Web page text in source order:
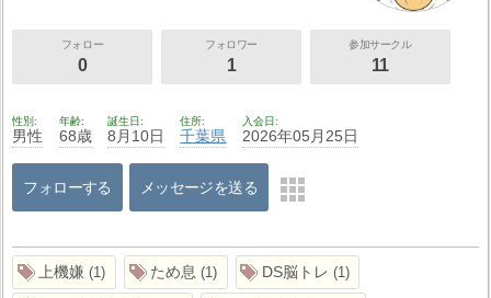
フォロー
0
フォロワー
1
参加サークル
11
性別
男性
年齢
68歳
誕生日
8月10日
住所
千葉県
入会日
2026年05月25日
フォローする メッセージを送る
上機嫌 1 ため息 1 DS脳トレ 1